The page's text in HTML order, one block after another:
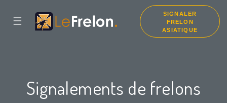
☰
SIGNALER
FRELON
ASIATIQUE
Signalements de frelons